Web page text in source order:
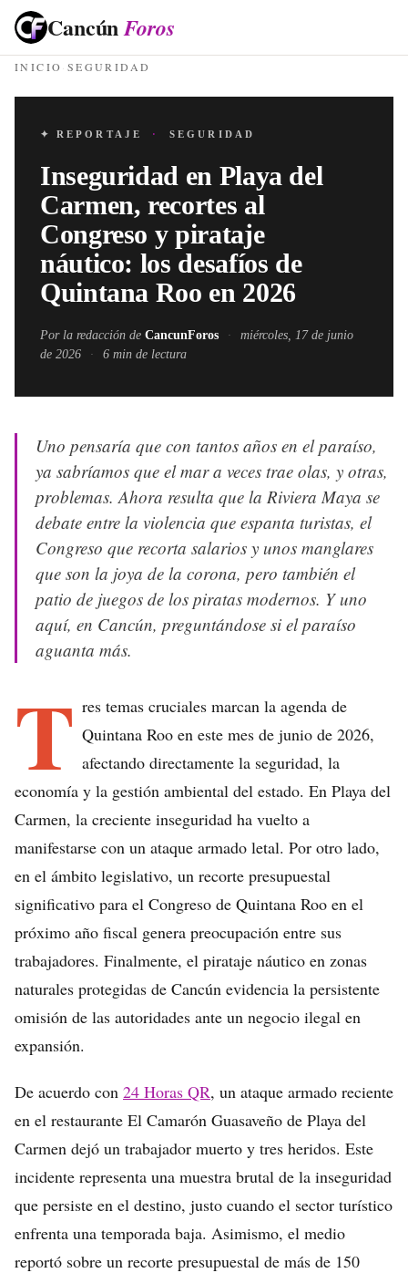
CancúnForos
INICIO· SEGURIDAD
✦ REPORTAJE · SEGURIDAD
Inseguridad en Playa del
Carmen, recortes al
Congreso y pirataje
náutico: los desafíos de
Quintana Roo en 2026
Por la redacción de CancunForos ·
miércoles, 17 de junio
de 2026
· 6 min de lectura
Uno pensaría que con tantos años en el paraíso,
ya sabríamos que el mar a veces trae olas, y otras,
problemas. Ahora resulta que la Riviera Maya se
debate entre la violencia que espanta turistas, el
Congreso que recorta salarios y unos manglares
que son la joya de la corona, pero también el
patio de juegos de los piratas modernos. Y uno
aquí, en Cancún, preguntándose si el paraíso
aguanta más.
T res temas cruciales marcan la agenda de
Quintana Roo en este mes de junio de 2026,
afectando directamente la seguridad, la
economía y la gestión ambiental del estado. En Playa del
Carmen, la creciente inseguridad ha vuelto a
manifestarse con un ataque armado letal. Por otro lado,
en el ámbito legislativo, un recorte presupuestal
significativo para el Congreso de Quintana Roo en el
próximo año fiscal genera preocupación entre sus
trabajadores. Finalmente, el pirataje náutico en zonas
naturales protegidas de Cancún evidencia la persistente
omisión de las autoridades ante un negocio ilegal en
expansión.
De acuerdo con 24 Horas QR, un ataque armado reciente
en el restaurante El Camarón Guasaveño de Playa del
Carmen dejó un trabajador muerto y tres heridos. Este
incidente representa una muestra brutal de la inseguridad
que persiste en el destino, justo cuando el sector turístico
enfrenta una temporada baja. Asimismo, el medio
reportó sobre un recorte presupuestal de más de 150